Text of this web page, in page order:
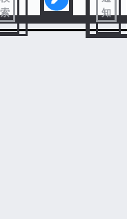
索
知